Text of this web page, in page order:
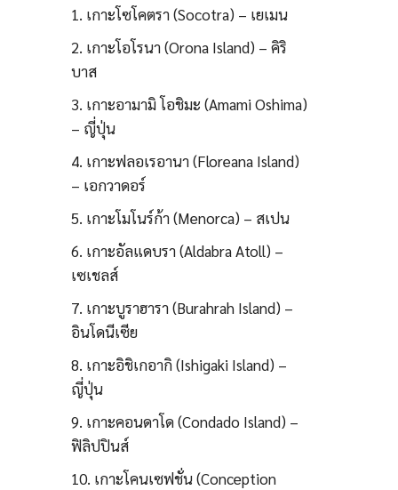
1. เกาะโซโคตรา (Socotra) – เยเมน
2. เกาะโอโรนา (Orona Island) – คิริ
บาส
3. เกาะอามามิ โอชิมะ (Amami Oshima)
– ญี่ปุ่น
4. เกาะฟลอเรอานา (Floreana Island)
– เอกวาดอร์
5. เกาะโมโนร์ก้า (Menorca) – สเปน
6. เกาะอัลแดบรา (Aldabra Atoll) –
เซเชลส์
7. เกาะบูราฮารา (Burahrah Island) –
อินโดนีเซีย
8. เกาะอิชิเกอากิ (Ishigaki Island) –
ญี่ปุ่น
9. เกาะคอนดาโด (Condado Island) –
ฟิลิปปินส์
10. เกาะโคนเซฟชั่น (Conception